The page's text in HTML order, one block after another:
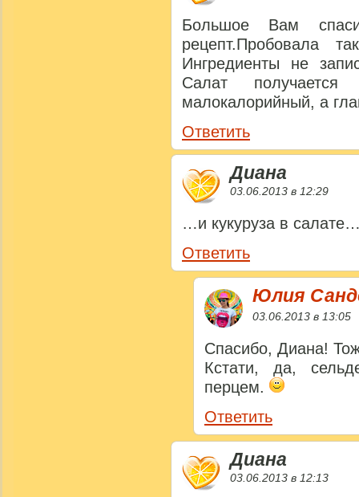
Большое Вам
рецепт.Пробовала
Ингредиенты не
Салат
малокалорийный, а
Ответить
Диана
03.06.2013 в 12:29
…и кукуруза в
Ответить
Юлия
03.06.2013 в 13:05
Спасибо, Диана!
Кстати, да,
перцем.
Ответить
Диана
03.06.2013 в 12:13